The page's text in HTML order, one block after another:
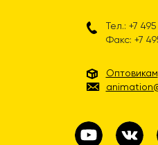
Тел.: +7
Факс: +7
Оптовикам